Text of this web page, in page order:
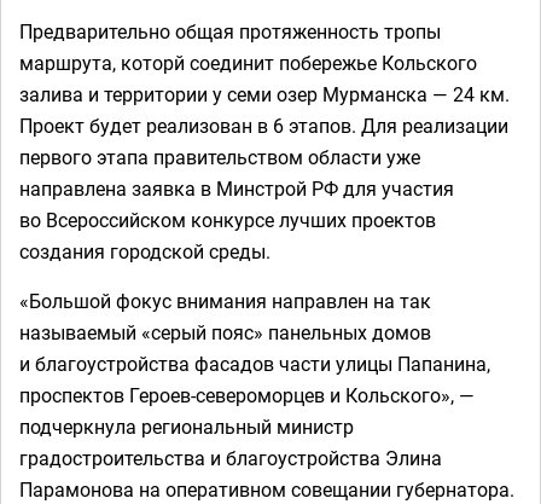
Предварительно общая протяженность тропы
маршрута, которй соединит побережье Кольского
залива и территории у семи озер Мурманска — 24 км.
Проект будет реализован в 6 этапов. Для реализации
первого этапа правительством области уже
направлена заявка в Минстрой РФ для участия
во Всероссийском конкурсе лучших проектов
создания городской среды.
«Большой фокус внимания направлен на так
называемый «серый пояс» панельных домов
и благоустройства фасадов части улицы Папанина,
проспектов Героев-североморцев и Кольского», —
подчеркнула региональный министр
градостроительства и благоустройства Элина
Парамонова на оперативном совещании губернатора.